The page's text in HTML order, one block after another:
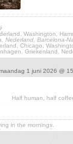
Washington,
Nederland, Barcelona-
Chicago,
Griekenland,
1 juni 2026 @
Half human, half
in the mornings.